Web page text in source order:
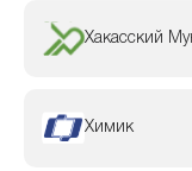
Хакасский
Химик